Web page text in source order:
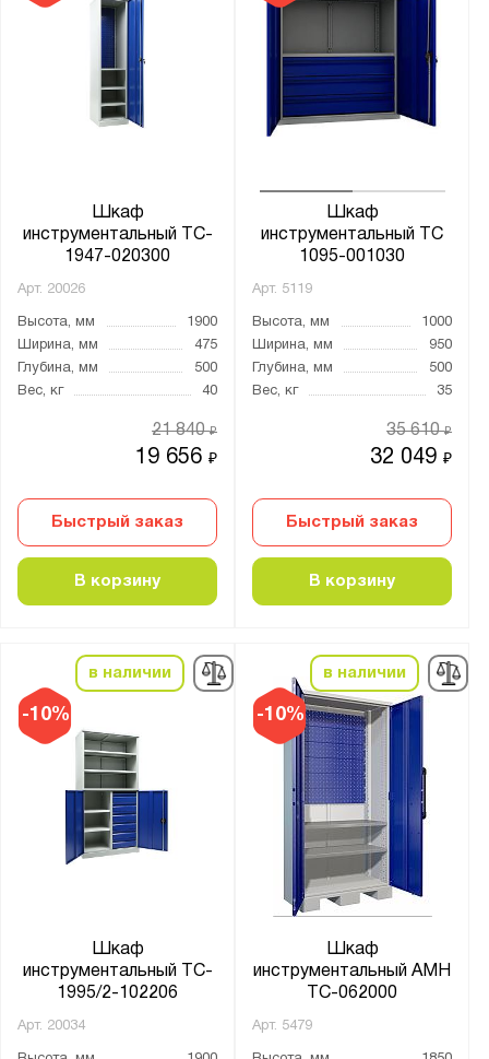
Шкаф
инструментальный TC-
1947-020300
Арт. 20026
Высота, мм
1900
Ширина, мм
475
Глубина, мм
500
Вес, кг
40
19 656₽
21 840₽
Быстрый заказ
В корзину
Шкаф
инструментальный ТС
1095-001030
Арт. 5119
Высота, мм
1000
Ширина, мм
950
Глубина, мм
500
Вес, кг
35
32 049₽
35 610₽
Быстрый заказ
В корзину
-10%
в наличии
Шкаф
инструментальный TC-
1995/2-102206
Арт. 20034
-10%
в наличии
Шкаф
инструментальный AMH
TC-062000
Арт. 5479